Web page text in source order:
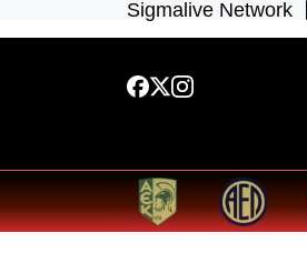
Sigmalive Network